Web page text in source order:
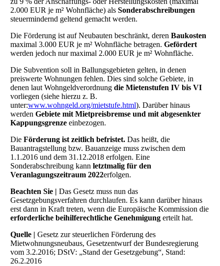
2.000 EUR je m² Wohnfläche) als Sonderabschreibungen
steuermindernd geltend gemacht werden.
Die Förderung ist auf Neubauten beschränkt, deren Baukosten
maximal 3.000 EUR je m² Wohnfläche betragen. Gefördert
werden jedoch nur maximal 2.000 EUR je m² Wohnfläche.
Die Subvention soll in Ballungsgebieten gelten, in denen
preiswerte Wohnungen fehlen. Dies sind solche Gebiete, in
denen laut Wohngeldverordnung die Mietenstufen IV bis VI
vorliegen (siehe hierzu z. B.
unter:www.wohngeld.org/mietstufe.html). Darüber hinaus
werden Gebiete mit Mietpreisbremse und mit abgesenkter
Kappungsgrenzeeinbezogen.
Die Förderung ist zeitlich befristet. Das heißt, die
Bauantragstellung bzw. Bauanzeige muss zwischen dem
1.1.2016 und dem 31.12.2018 erfolgen. Eine
Sonderabschreibung kann letztmalig für den
Veranlagungszeitraum 2022erfolgen.
Beachten Sie | Das Gesetz muss nun das
Gesetzgebungsverfahren durchlaufen. Es kann darüber hinaus
erst dann in Kraft treten, wenn die Europäische Kommission die
erforderliche beihilferechtliche Genehmigungerteilt hat.
Quelle | Gesetz zur steuerlichen Förderung des
Mietwohnungsneubaus, Gesetzentwurf der Bundesregierung
vom 3.2.2016; DStV: „Stand der Gesetzgebung“, Stand:
26.2.2016